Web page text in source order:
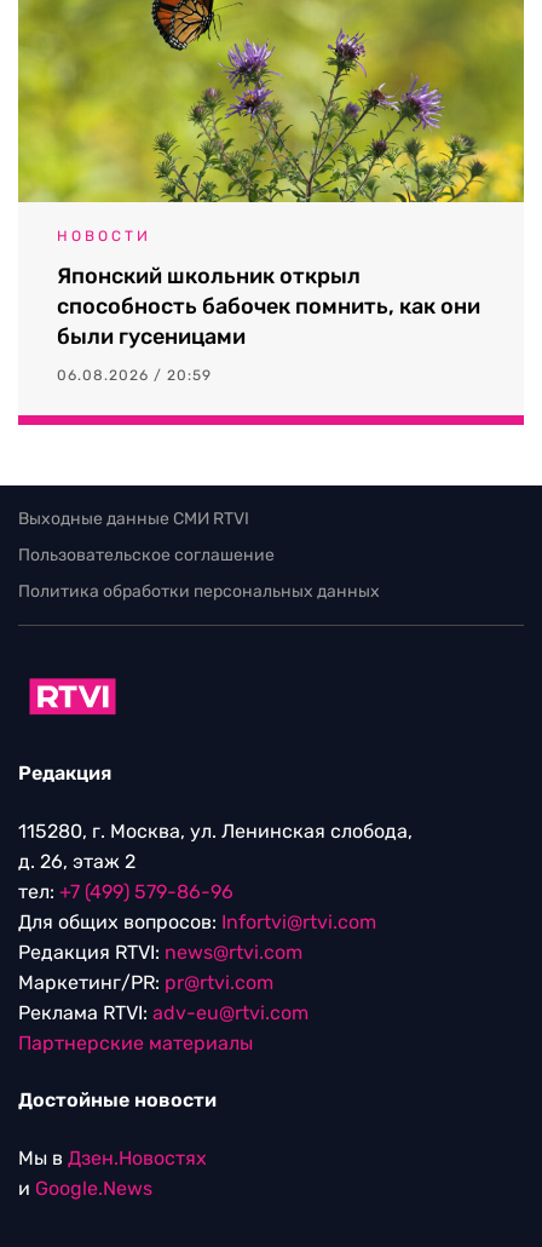
НОВОСТИ
Японский школьник открыл
способность бабочек помнить, как они
были гусеницами
06.08.2026 / 20:59
Выходные данные СМИ RTVI
Пользовательское соглашение
Политика обработки персональных данных
Редакция
115280, г. Москва, ул. Ленинская слобода,
д. 26, этаж 2
тел: +7 (499) 579-86-96
Для общих вопросов: Infortvi@rtvi.com
Редакция RTVI: news@rtvi.com
Маркетинг/PR: pr@rtvi.com
Реклама RTVI: adv-eu@rtvi.com
Партнерские материалы
Достойные новости
Мы в Дзен.Новостях
и Google.News